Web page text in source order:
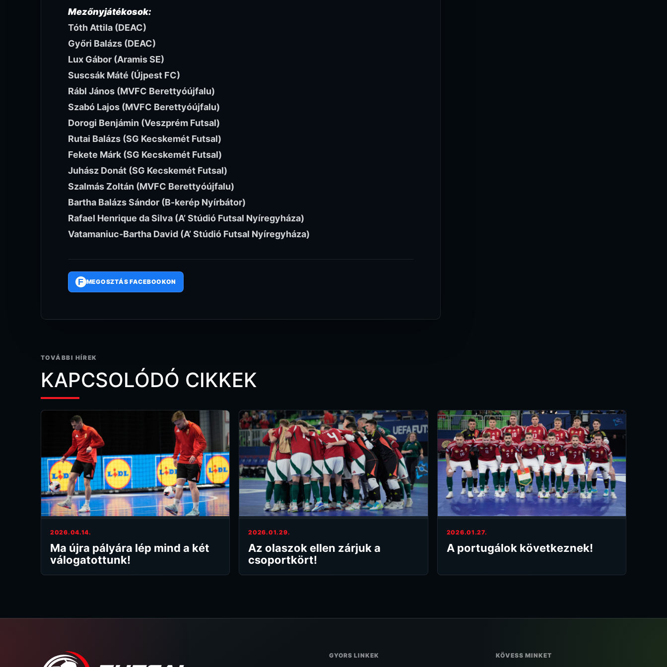
Mezőnyjátékosok:
Tóth Attila (DEAC)
Győri Balázs (DEAC)
Lux Gábor (Aramis SE)
Suscsák Máté (Újpest FC)
Rábl János (MVFC Berettyóújfalu)
Szabó Lajos (MVFC Berettyóújfalu)
Dorogi Benjámin (Veszprém Futsal)
Rutai Balázs (SG Kecskemét Futsal)
Fekete Márk (SG Kecskemét Futsal)
Juhász Donát (SG Kecskemét Futsal)
Szalmás Zoltán (MVFC Berettyóújfalu)
Bartha Balázs Sándor (B-kerép Nyírbátor)
Rafael Henrique da Silva (A’ Stúdió Futsal Nyíregyháza)
Vatamaniuc-Bartha David (A’ Stúdió Futsal Nyíregyháza)
F MEGOSZTÁS FACEBOOKON
TOVÁBBI HÍREK
KAPCSOLÓDÓ CIKKEK
2026.04.14.
Ma újra pályára lép mind a két
válogatottunk!
2026.01.29.
Az olaszok ellen zárjuk a
csoportkört!
2026.01.27.
A portugálok következnek!
GYORS LINKEK KÖVESS MINKET